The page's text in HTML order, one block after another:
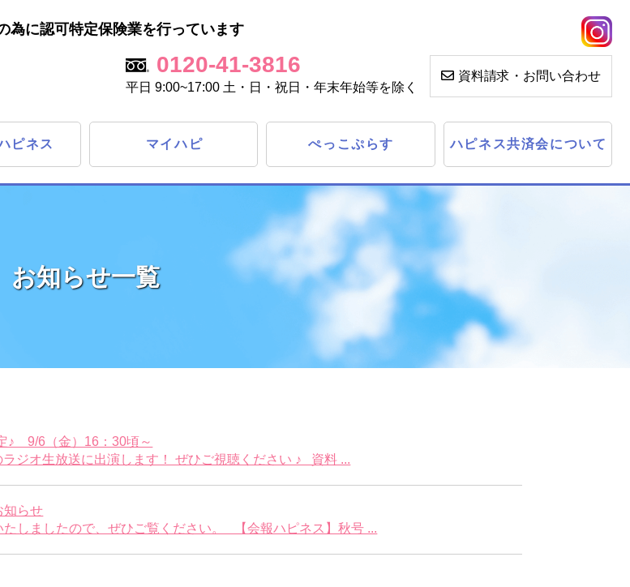
為に認可特定保険業を行っています
0120-41-3816
平日 9:00~17:00 土・日・祝日・年末年始等を除く
資料請求・お問い合わせ
ピネス マイハピ ぺっこぷらす ハピネス共済会について
お知らせ一覧
♪ 9/6（金）16：30頃～
ジオ生放送に出演します！ ぜひご視聴ください ♪ 資料 ...
知らせ
たしましたので、ぜひご覧ください。 【会報ハピネス】秋号 ...